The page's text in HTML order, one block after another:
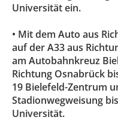
Universität ein.
• Mit dem Auto aus
auf der A33 aus
am Autobahnkreuz
Richtung Osnabrück
19 Bielefeld-Zentrum
Stadionwegweisung
Universität.